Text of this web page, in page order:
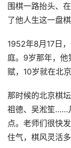
围棋一路抬头、
了他人生这一盘棋
1952年8月17日
庭。9岁那年，他
赋，10岁就在北
那时候的北京棋
祖德、吴淞笙……
点。老师们很快
住气，棋风灵活